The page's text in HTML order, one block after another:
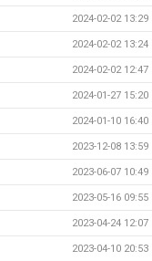
2024-02-02 13:29
2024-02-02 13:24
2024-02-02 12:47
2024-01-27 15:20
2024-01-10 16:40
2023-12-08 13:59
2023-06-07 10:49
2023-05-16 09:55
2023-04-24 12:07
2023-04-10 20:53